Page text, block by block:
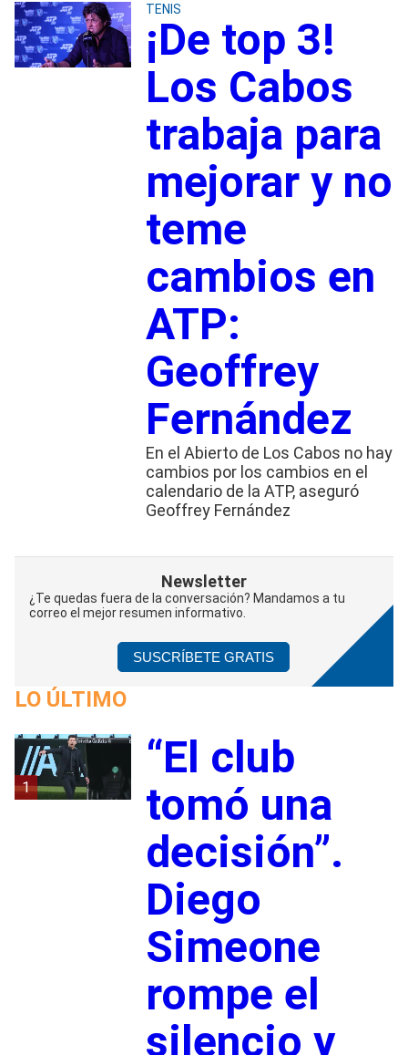
TENIS
¡De top 3!
Los Cabos
trabaja para
mejorar y no
teme
cambios en
ATP:
Geoffrey
Fernández
En el Abierto de Los Cabos no hay
cambios por los cambios en el
calendario de la ATP, aseguró
Geoffrey Fernández
Newsletter
¿Te quedas fuera de la conversación? Mandamos a tu
correo el mejor resumen informativo.
SUSCRÍBETE GRATIS
LO ÚLTIMO
1
“El club
tomó una
decisión”.
Diego
Simeone
rompe el
silencio y